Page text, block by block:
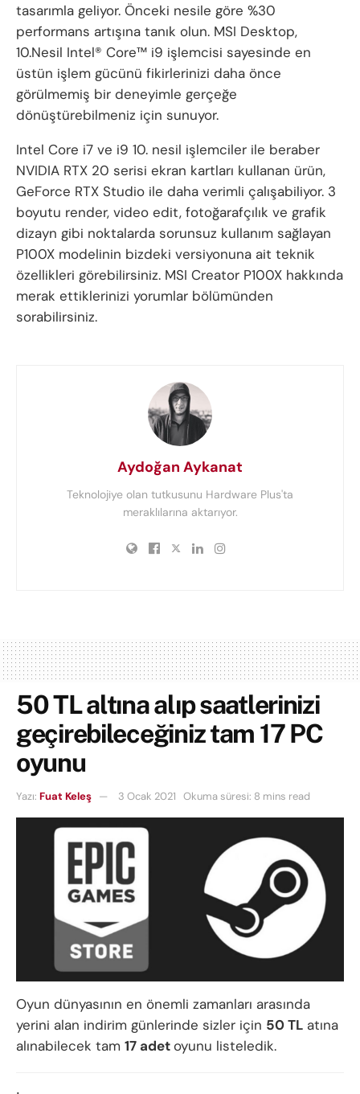
tasarımla geliyor. Önceki nesile göre %30
performans artışına tanık olun. MSI Desktop,
10.Nesil Intel® Core™ i9 işlemcisi sayesinde en
üstün işlem gücünü fikirlerinizi daha önce
görülmemiş bir deneyimle gerçeğe
dönüştürebilmeniz için sunuyor.
Intel Core i7 ve i9 10. nesil işlemciler ile beraber
NVIDIA RTX 20 serisi ekran kartları kullanan ürün,
GeForce RTX Studio ile daha verimli çalışabiliyor. 3
boyutu render, video edit, fotoğarafçılık ve grafik
dizayn gibi noktalarda sorunsuz kullanım sağlayan
P100X modelinin bizdeki versiyonuna ait teknik
özellikleri görebilirsiniz. MSI Creator P100X hakkında
merak ettiklerinizi yorumlar bölümünden
sorabilirsiniz.
Aydoğan Aykanat
Teknolojiye olan tutkusunu Hardware Plus'ta
meraklılarına aktarıyor.
50 TL altına alıp saatlerinizi
geçirebileceğiniz tam 17 PC
oyunu
Yazı: Fuat Keleş 3 Ocak 2021 Okuma süresi: 8 mins read
Oyun dünyasının en önemli zamanları arasında
yerini alan indirim günlerinde sizler için 50 TL atına
alınabilecek tam 17 adetoyunu listeledik.